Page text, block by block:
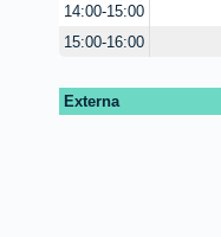
14:00-15:00
15:00-16:00
Externa